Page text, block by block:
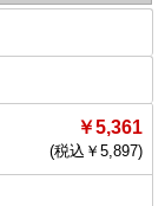
￥5,361
(税込￥ 5,897)